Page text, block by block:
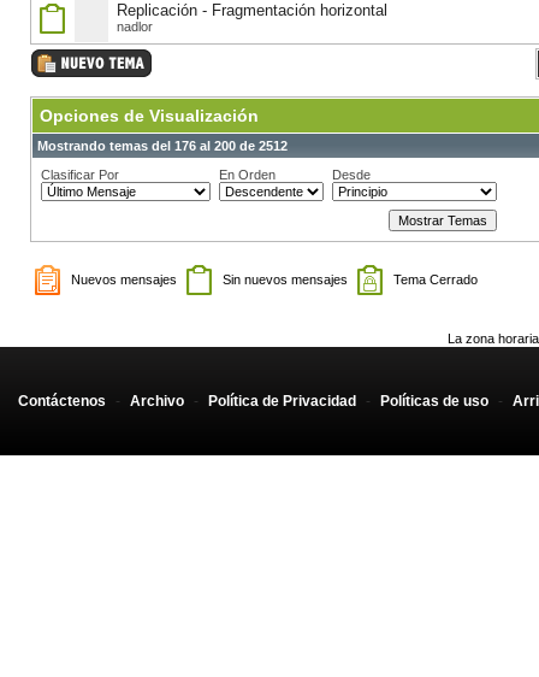
Replicación - Fragmentación horizontal
nadlor
Opciones de Visualización
Mostrando temas del 176 al 200 de 2512
Clasificar Por
En Orden Desde
Nuevos mensajes Sin nuevos mensajes Tema Cerrado
La zona
Contáctenos - Archivo - Política de Privacidad - Políticas de uso -